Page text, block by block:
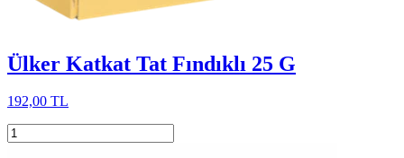
Ülker Katkat Tat Fındıklı 25 G
192,00 TL